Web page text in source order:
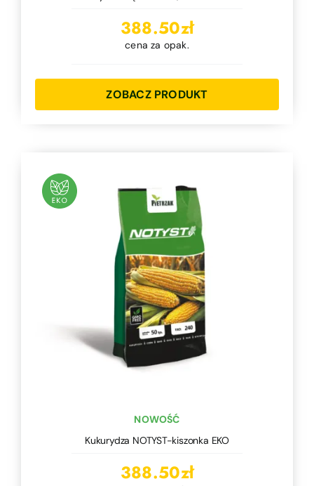
388.50zł
cena za opak.
ZOBACZ PRODUKT
NOWOŚĆ
Kukurydza NOTYST-kiszonka EKO
388.50zł